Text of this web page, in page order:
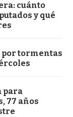
cuánto
y qué
tormentas
para
77 años